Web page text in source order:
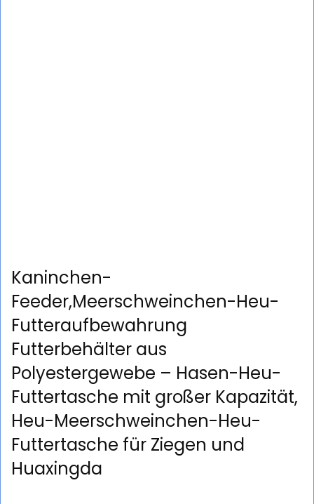
Kaninchen-
Feeder,Meerschweinchen-Heu-
Futteraufbewahrung
Futterbehälter aus
Polyestergewebe – Hasen-Heu-
Futtertasche mit großer Kapazität,
Heu-Meerschweinchen-Heu-
Futtertasche für Ziegen und
Huaxingda